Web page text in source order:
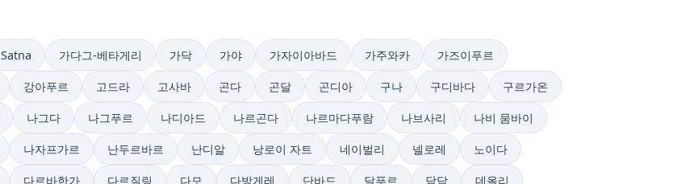
Satna 가다그-베타게리 가닥 가야 가자이아바드 가주와카 가즈이푸르
강아푸르 고드라 고사바 곤다 곤달 곤디아 구나 구디바다 구르가온
나그다 나그푸르 나디아드 나르곤다 나르마다푸람 나브사리 나비 뭄바이
나자프가르 난두르바르 난디알 낭로이 자트 네이벌리 넬로레 노이다
다르바한가 다르질링 다모 다방게레 단바드 달푸르 담담 데올리